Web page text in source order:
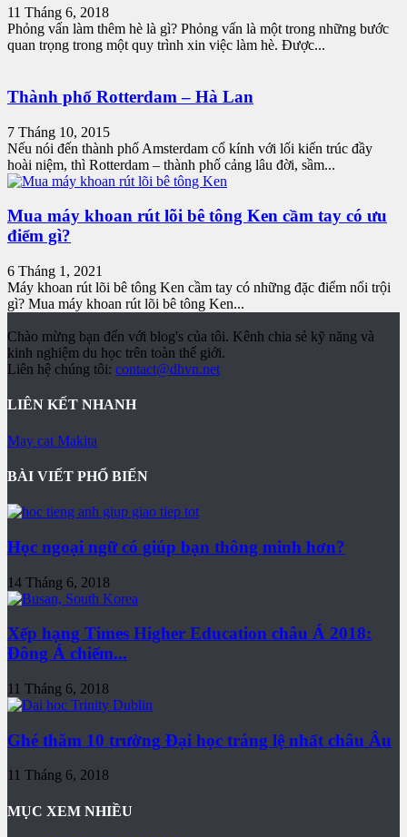
11 Tháng 6, 2018
Phỏng vấn làm thêm hè là gì? Phỏng vấn là một trong những bước
quan trọng trong một quy trình xin việc làm hè. Được...
Thành phố Rotterdam – Hà Lan
7 Tháng 10, 2015
Nếu nói đến thành phố Amsterdam cổ kính với lối kiến trúc đầy
hoài niệm, thì Rotterdam – thành phố cảng lâu đời, sầm...
Mua máy khoan rút lõi bê tông Ken cầm tay có ưu
điểm gì?
6 Tháng 1, 2021
Máy khoan rút lõi bê tông Ken cầm tay có những đặc điểm nổi trội
gì? Mua máy khoan rút lõi bê tông Ken...
Chào mừng bạn đến với blog's của tôi. Kênh chia sẻ kỹ năng và
kinh nghiệm du học trên toàn thế giới.
Liên hệ chúng tôi: contact@dhvn.net
LIÊN KẾT NHANH
May cat Makita
BÀI VIẾT PHỔ BIẾN
Học ngoại ngữ có giúp bạn thông minh hơn?
14 Tháng 6, 2018
Xếp hạng Times Higher Education châu Á 2018:
Đông Á chiếm...
11 Tháng 6, 2018
Ghé thăm 10 trường Đại học tráng lệ nhất châu Âu
11 Tháng 6, 2018
MỤC XEM NHIỀU